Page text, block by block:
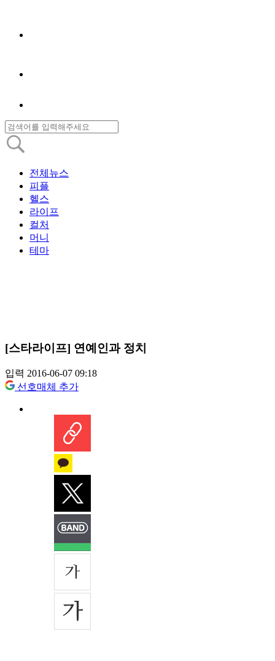
전체뉴스
피플
헬스
라이프
컬처
머니
테마
[스타라이프] 연예인과 정치
입력 2016-06-07 09:18
선호매체 추가